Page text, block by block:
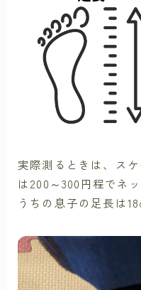
実際測るときは、ス
は200～300円程でネ
うちの息子の足長は18